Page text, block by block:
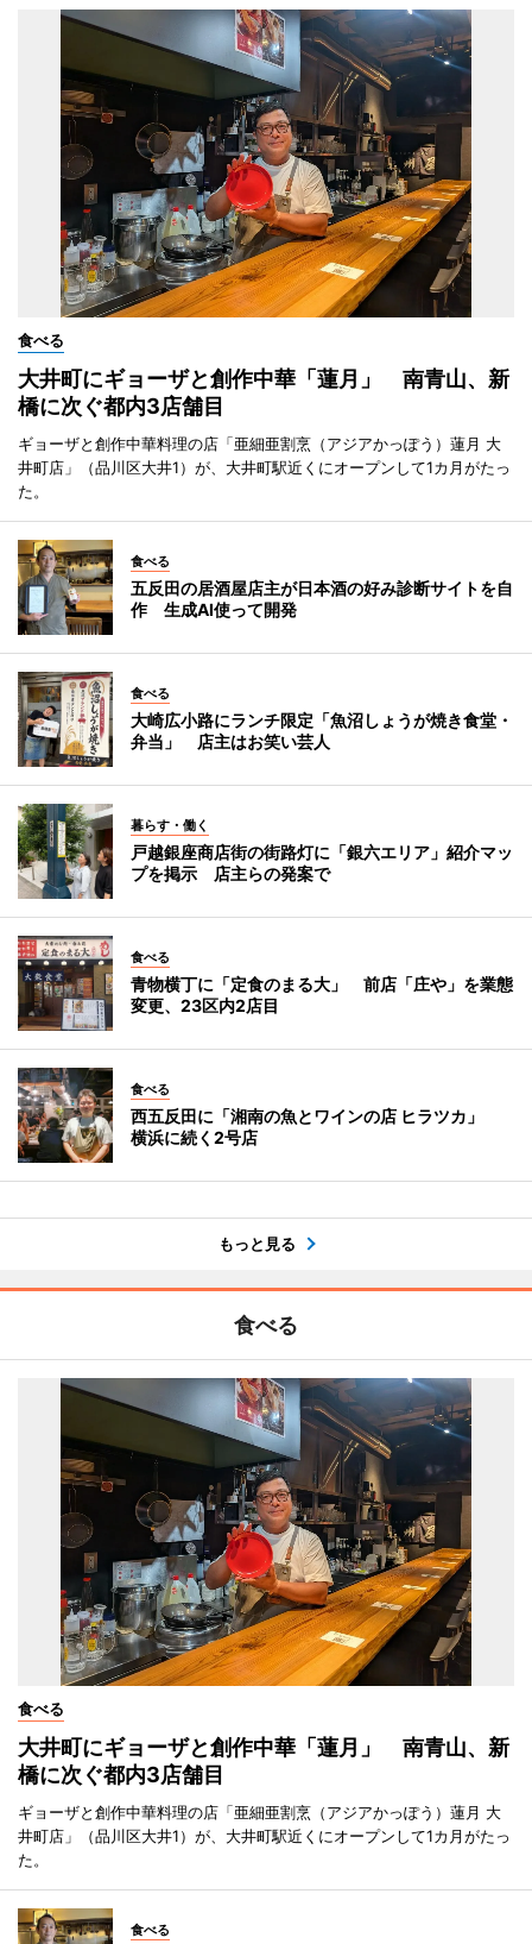
食べる
大井町にギョーザと創作中華「蓮月」 南青山、新
橋に次ぐ都内3店舗目
ギョーザと創作中華料理の店「亜細亜割烹（アジアかっぽう）蓮月 大
井町店」（品川区大井1）が、大井町駅近くにオープンして1カ月がたっ
た。
食べる
五反田の居酒屋店主が日本酒の好み診断サイトを自
作 生成AI使って開発
食べる
大崎広小路にランチ限定「魚沼しょうが焼き食堂・
弁当」 店主はお笑い芸人
暮らす・働く
戸越銀座商店街の街路灯に「銀六エリア」紹介マッ
プを掲示 店主らの発案で
食べる
青物横丁に「定食のまる大」 前店「庄や」を業態
変更、23区内2店目
食べる
西五反田に「湘南の魚とワインの店 ヒラツカ」
横浜に続く2号店
もっと見る
食べる
食べる
大井町にギョーザと創作中華「蓮月」 南青山、新
橋に次ぐ都内3店舗目
ギョーザと創作中華料理の店「亜細亜割烹（アジアかっぽう）蓮月 大
井町店」（品川区大井1）が、大井町駅近くにオープンして1カ月がたっ
た。
食べる